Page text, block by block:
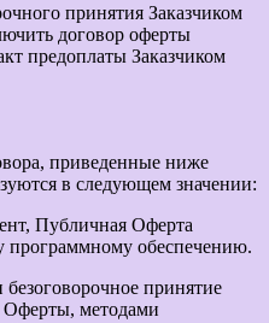
принятия Заказчиком
договор оферты
предоплаты Заказчиком
приведенные ниже
в следующем значении:
Публичная Оферта
программному обеспечению.
принятие
Оферты, методами